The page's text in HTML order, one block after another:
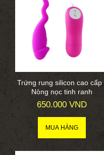
Trứng rung silicon cao cấp
Nòng nọc tinh ranh
650.000 VND